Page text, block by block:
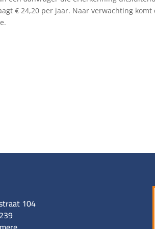
€ 24,20 per jaar. Naar verwachting komt
104